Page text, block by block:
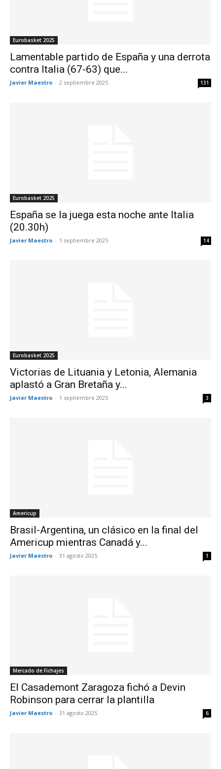
Eurobasket 2025
Lamentable partido de España y una derrota
contra Italia (67-63) que...
Javier Maestro - 2 septiembre 2025 131
Eurobasket 2025
España se la juega esta noche ante Italia
(20.30h)
Javier Maestro - 1 septiembre 2025 14
Eurobasket 2025
Victorias de Lituania y Letonia, Alemania
aplastó a Gran Bretaña y...
Javier Maestro - 1 septiembre 2025 3
Americup
Brasil-Argentina, un clásico en la final del
Americup mientras Canadá y...
Javier Maestro - 31 agosto 2025 1
Mercado de Fichajes
El Casademont Zaragoza fichó a Devin
Robinson para cerrar la plantilla
Javier Maestro - 31 agosto 2025 6